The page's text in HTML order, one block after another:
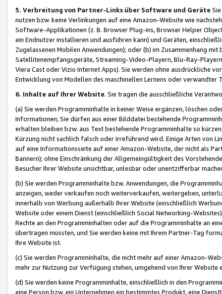
5. Verbreitung von Partner-Links über Software und Geräte
nutzen bzw. keine Verlinkungen auf eine Amazon-Website wie
Software-Applikationen (z. B. Browser Plug-ins, Browser Helper
ein Endnutzer installieren und ausführen kann) und Geräten,
Zugelassenen Mobilen Anwendungen); oder (b) im Zusammenhang
Satellitenempfangsgeräte, Streaming-Video-Playern, Blu-Ray-
Viera Cast oder Vizio Internet Apps). Sie werden ohne ausdrückliche
Entwicklung von Modellen des maschinellen Lernens oder
6. Inhalte auf Ihrer Website. Sie tragen die ausschließliche
(a) Sie werden Programminhalte in keiner Weise ergänzen, löschen
Informationen; Sie dürfen aus einer Bilddatei bestehende
erhalten bleiben bzw. aus Text bestehende Programminhalte so
Kürzung nicht sachlich falsch oder irreführend wird. Einige Arten von
auf eine Informationsseite auf einer Amazon-Website, der nicht als
Bannern); ohne Einschränkung der Allgemeingültigkeit des
Besucher Ihrer Website unsichtbar, unlesbar oder unentzifferbar
(b) Sie werden Programminhalte bzw. Anwendungen, die
anzeigen, weder verkaufen noch weiterverkaufen, weitergeben,
innerhalb von Werbung außerhalb Ihrer Website (einschließlich
Website oder einem Dienst (einschließlich Social Networking-
Rechte an den Programminhalten oder auf die Programminhalte an
übertragen müssten, und Sie werden keine mit Ihrem Partner-Tag
Ihre Website ist.
(c) Sie werden Programminhalte, die nicht mehr auf einer Amazon-
mehr zur Nutzung zur Verfügung stehen, umgehend von Ihrer
(d) Sie werden keine Programminhalte, einschließlich in den
eine Person bzw. ein Unternehmen ein bestimmtes Produkt, eine